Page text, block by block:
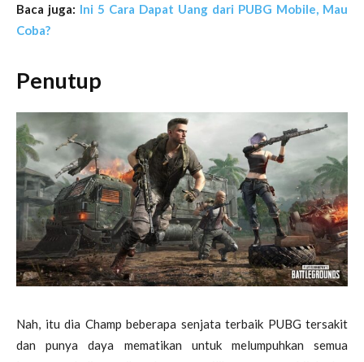
Baca juga: Ini 5 Cara Dapat Uang dari PUBG Mobile, Mau
Coba?
Penutup
Nah, itu dia Champ beberapa senjata terbaik PUBG tersakit
dan punya daya mematikan untuk melumpuhkan semua